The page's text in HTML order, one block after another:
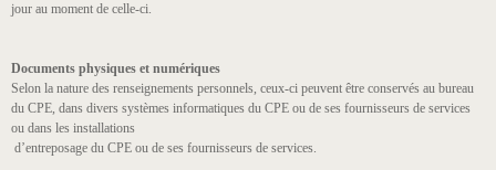
jour au moment de celle-ci.
Documents physiques et numériques
Selon la nature des renseignements personnels, ceux-ci peuvent être conservés au bureau
du CPE, dans divers systèmes informatiques du CPE ou de ses fournisseurs de services
ou dans les installations
d’entreposage du CPE ou de ses fournisseurs de services.